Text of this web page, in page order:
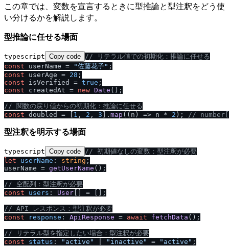
この章では、変数を宣言するときに型推論と型注釈をどう使
い分けるかを解説します。
型推論に任せる場面
typescript Copy code / / リテラル値での初期化：推論に任せる
const userName = "佐藤花子"
const userAge = 28
const isVerified = true
const createdAt = new Date ();
/ / 関数の戻り値からの初期化：推論に任せる
const doubled = [ 1 , 2 , 3 ]. map ( ( n ) => n * 2 ); / /
型注釈を明示する場面
typescript Copy code / / 初期値なしの変数：型注釈が必要
let
userName : string ;
userName = getUserName ();
/ / 空配列：型注釈が必要
const
users : User [] = [];
/ / API レスポンス：型注釈が必要
const
response : ApiResponse = await fetchData ();
/ / リテラル型を指定したい場合：型注釈が必要
const
status : "active" "inactive" = "active"